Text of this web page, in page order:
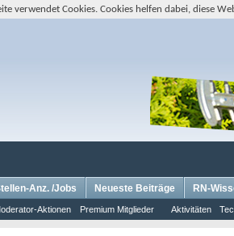
Aktionen Premium Mitglieder Aktivitäten
Anz. /Jobs Neueste Beiträge RN-
verwendet Cookies. Cookies helfen dabei, diese